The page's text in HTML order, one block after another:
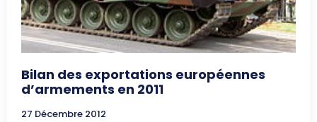
Bilan des exportations européennes
d’armements en 2011
27 Décembre 2012